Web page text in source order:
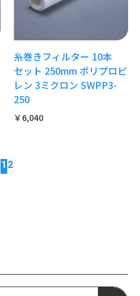
糸巻きフィルター 10本
セット 250mm ポリプロピ
レン 3ミクロン SWPP3-
250
￥6,040
1 2